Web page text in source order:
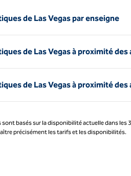
de Las Vegas par enseigne
de Las Vegas à proximité
de Las Vegas à proximité des
basés sur la disponibilité actuelle dans les
précisément les tarifs et les disponibilités.